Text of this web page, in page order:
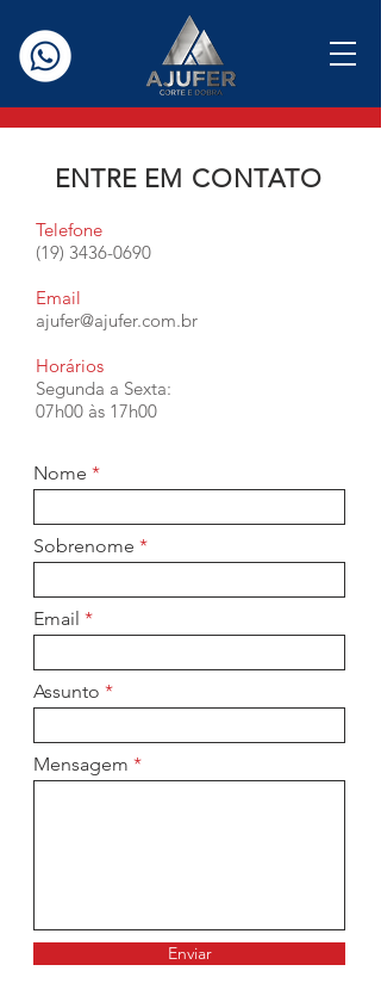
ENTRE EM CONTATO
Telefone
(19) 3436-0690
Email
ajufer@ajufer.com.br
Horários
Segunda a Sexta:
07h00 às 17h00
Nome
Sobrenome
Email
Assunto
Mensagem
Enviar